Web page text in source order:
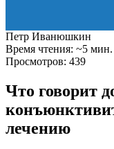
Петр Иванюшкин
Время чтения: ~5 мин.
Просмотров: 439
Что говорит
лечению